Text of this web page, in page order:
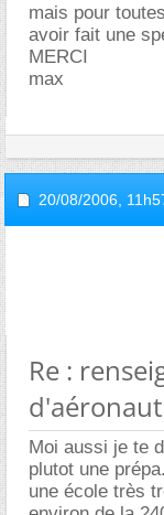
mais pour
avoir fait une
MERCI
max
20/08/2006,
Re :
Moi aussi je te
plutot une
une école très